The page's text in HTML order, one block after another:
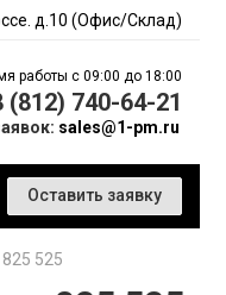
д.10 (Офис/Склад)
работы с 09:00 до 18:00
(812) 740-64-21
sales@1-pm.ru
Оставить заявку
525